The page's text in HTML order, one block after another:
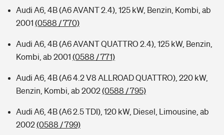
Audi A6, 4B (A6 AVANT 2.4), 125 kW, Benzin, Kombi, ab
2001 (0588 / 770)
Audi A6, 4B (A6 AVANT QUATTRO 2.4), 125 kW, Benzin,
Kombi, ab 2001 (0588 / 771)
Audi A6, 4B (A6 4.2 V8 ALLROAD QUATTRO), 220 kW,
Benzin, Kombi, ab 2002(0588 / 795)
Audi A6, 4B (A6 2.5 TDI), 120 kW, Diesel, Limousine, ab
2002(0588 / 799)